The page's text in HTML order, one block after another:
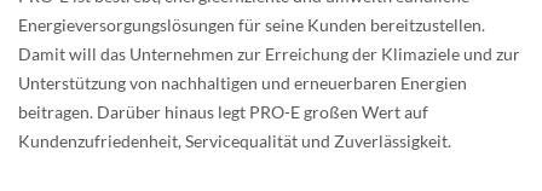
Energieversorgungslösungen für seine Kunden bereitzustellen.
Damit will das Unternehmen zur Erreichung der Klimaziele und zur
Unterstützung von nachhaltigen und erneuerbaren Energien
beitragen. Darüber hinaus legt PRO-E großen Wert auf
Kundenzufriedenheit, Servicequalität und Zuverlässigkeit.